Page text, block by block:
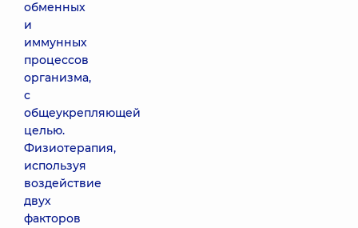
обменных
и
иммунных
процессов
организма,
с
общеукрепляющей
целью.
Физиотерапия,
используя
воздействие
двух
факторов